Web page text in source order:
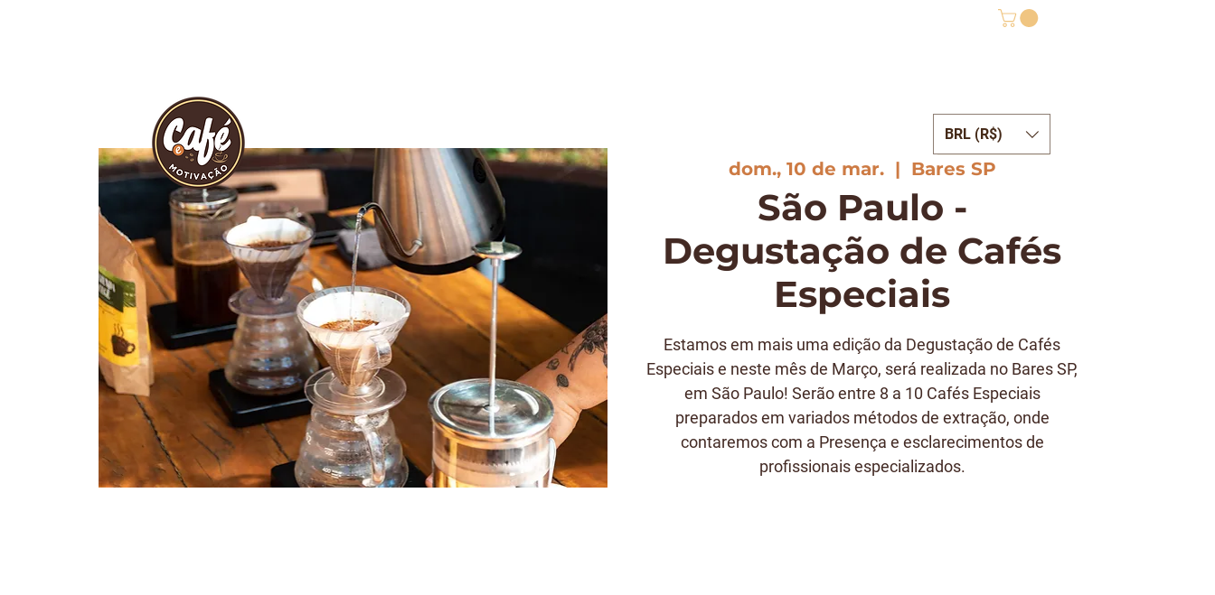
BRL (R$)
dom., 10 de mar.
  |
Bares SP
São Paulo -
Degustação de Cafés
Especiais
Estamos em mais uma edição da Degustação de Cafés
Especiais e neste mês de Março, será realizada no Bares SP,
em São Paulo! Serão entre 8 a 10 Cafés Especiais
preparados em variados métodos de extração, onde
contaremos com a Presença e esclarecimentos de
profissionais especializados.